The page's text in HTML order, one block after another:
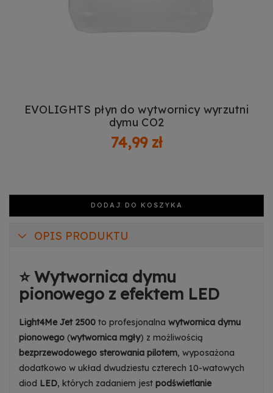
OPIS PRODUKTU
⭐ Wytwornica dymu
pionowego z efektem LED
Light4Me Jet 2500 to profesjonalna wytwornica dymu
pionowego (wytwornica mgły) z możliwością
bezprzewodowego sterowania pilotem, wyposażona
dodatkowo w układ dwudziestu czterech 10-watowych
diod LED, których zadaniem jest podświetlanie
EVOLIGHTS płyn do wytwornicy wyrzutni
dymu CO2
74,99 zł
DODAJ DO KOSZYKA